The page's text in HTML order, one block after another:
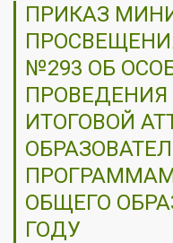
ПРИКАЗ
№293 ОБ
ПРОВЕДЕНИЯ
ИТОГОВОЙ
ОБЩЕГО
ГОДУ